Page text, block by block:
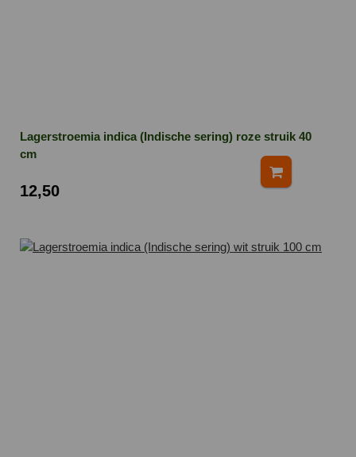
Lagerstroemia indica (Indische sering) roze struik 40
cm
12,50